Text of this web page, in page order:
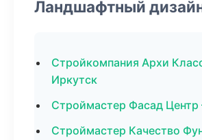
Ландшафтный
Стройкомпания Архи
Иркутск
Строймастер Фасад
Строймастер Качество